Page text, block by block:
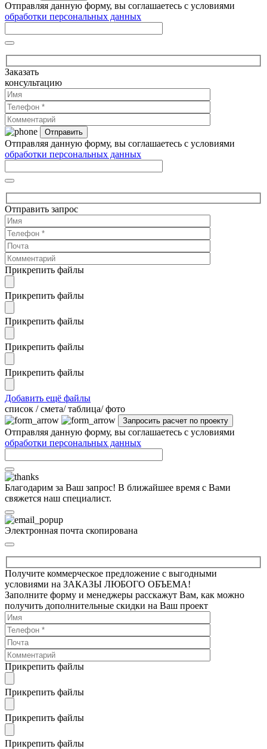
Отправляя данную форму, вы соглашаетесь с условиями
обработки персональных данных
Заказать
консультацию
Отправляя данную форму, вы соглашаетесь с условиями
обработки персональных данных
Отправить запрос
Прикрепить файлы
Прикрепить файлы
Прикрепить файлы
Прикрепить файлы
Прикрепить файлы
Добавить ещё файлы
cписок / смета/ таблица/ фото
Отправляя данную форму, вы соглашаетесь с условиями
обработки персональных данных
Благодарим за Ваш запрос! В ближайшее время с Вами
свяжется наш специалист.
Электронная почта скопирована
Получите коммерческое предложение с выгодными
условиями на ЗАКАЗЫ ЛЮБОГО ОБЪЕМА!
Заполните форму и менеджеры расскажут Вам, как можно
получить дополнительные скидки на Ваш проект
Прикрепить файлы
Прикрепить файлы
Прикрепить файлы
Прикрепить файлы